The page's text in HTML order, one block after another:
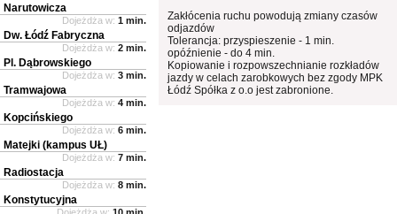
Zakłócenia ruchu powodują zmiany czasów
odjazdów
Tolerancja: przyspieszenie - 1 min.
opóźnienie - do 4 min.
Kopiowanie i rozpowszechnianie rozkładów
jazdy w celach zarobkowych bez zgody MPK
Łódź Spółka z o.o jest zabronione.
Narutowicza
Dojeżdża w: 1 min.
Dw. Łódź Fabryczna
Dojeżdża w: 2 min.
Pl. Dąbrowskiego
Dojeżdża w: 3 min.
Tramwajowa
Dojeżdża w: 4 min.
Kopcińskiego
Dojeżdża w: 6 min.
Matejki (kampus UŁ)
Dojeżdża w: 7 min.
Radiostacja
Dojeżdża w: 8 min.
Konstytucyjna